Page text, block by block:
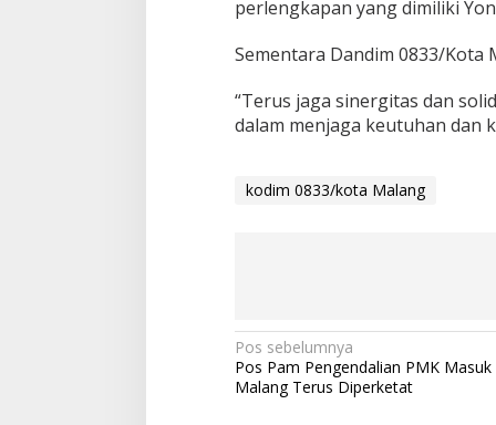
perlengkapan yang dimiliki
Sementara Dandim 0833/Kota
“Terus jaga sinergitas dan
dalam menjaga keutuhan dan
kodim 0833/kota Malang
N
a
Pos sebelumnya
Pos Pam Pengendalian PMK
Malang Terus Diperketat